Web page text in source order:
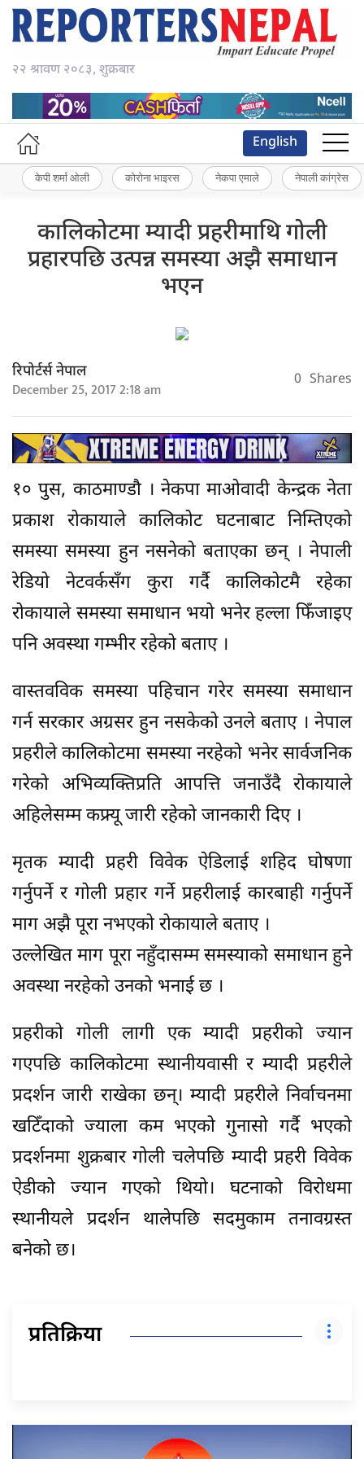
२२ श्रावण २०८३, शुक्रबार
English
केपी शर्मा ओली कोरोना भाइरस नेकपा एमाले नेपाली कांग्रेस
कालिकोटमा म्यादी प्रहरीमाथि गोली
प्रहारपछि उत्पन्न समस्या अझै समाधान
भएन
रिपोर्टर्स नेपाल
December 25, 2017 2:18 am 0 Shares
१० पुस, काठमाण्डौ । नेकपा माओवादी केन्द्रक नेता
प्रकाश रोकायाले कालिकोट घटनाबाट निम्तिएको
समस्या समस्या हुन नसनेको बताएका छन् । नेपाली
रेडियो नेटवर्कसँग कुरा गर्दै कालिकोटमै रहेका
रोकायाले समस्या समाधान भयो भनेर हल्ला फिँजाइए
पनि अवस्था गम्भीर रहेको बताए ।
वास्तवविक समस्या पहिचान गरेर समस्या समाधान
गर्न सरकार अग्रसर हुन नसकेको उनले बताए । नेपाल
प्रहरीले कालिकोटमा समस्या नरहेको भनेर सार्वजनिक
गरेको अभिव्यक्तिप्रति आपत्ति जनाउँदै रोकायाले
अहिलेसम्म कफ्र्यू जारी रहेको जानकारी दिए ।
मृतक म्यादी प्रहरी विवेक ऐडिलाई शहिद घोषणा
गर्नुपर्ने र गोली प्रहार गर्ने प्रहरीलाई कारबाही गर्नुपर्ने
माग अझै पूरा नभएको रोकायाले बताए ।
उल्लेखित माग पूरा नहुँदासम्म समस्याको समाधान हुने
अवस्था नरहेको उनको भनाई छ ।
प्रहरीको गोली लागी एक म्यादी प्रहरीको ज्यान
गएपछि कालिकोटमा स्थानीयवासी र म्यादी प्रहरीले
प्रदर्शन जारी राखेका छन्। म्यादी प्रहरीले निर्वाचनमा
खटिँदाको ज्याला कम भएको गुनासो गर्दै भएको
प्रदर्शनमा शुक्रबार गोली चलेपछि म्यादी प्रहरी विवेक
ऐडीको ज्यान गएको थियो। घटनाको विरोधमा
स्थानीयले प्रदर्शन थालेपछि सदमुकाम तनावग्रस्त
बनेको छ।
प्रतिक्रिया